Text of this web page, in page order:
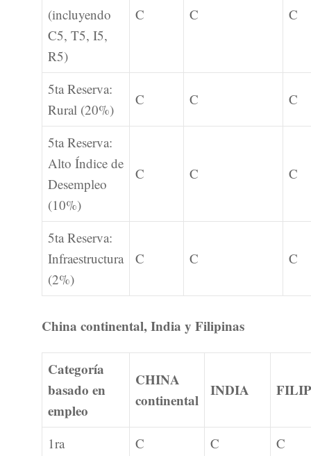
(incluyendo
C5, T5, I5,
R5)
C C C
5ta Reserva:
Rural (20%)
C C C
5ta Reserva:
Alto Índice de
Desempleo
(10%)
C C C
5ta Reserva:
Infraestructura
(2%)
C C C
China continental, India y Filipinas
Categoría
basado en
empleo
CHINA
continental
INDIA
1ra C C
C